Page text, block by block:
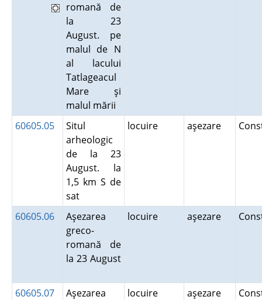
romană de
la 23
August. pe
malul de N
al lacului
Tatlageacul
Mare şi
malul mării
60605.05
Situl
arheologic
de la 23
August. la
1,5 km S de
sat
locuire aşezare
60605.06
Aşezarea
greco-
romană de
la 23 August
locuire aşezare
60605.07
Aşezarea
locuire aşezare